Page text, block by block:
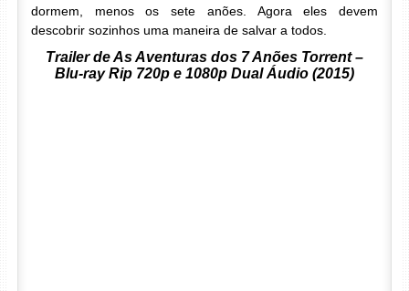
dormem, menos os sete anões. Agora eles devem
descobrir sozinhos uma maneira de salvar a todos.
Trailer de As Aventuras dos 7 Anões Torrent –
Blu-ray Rip 720p e 1080p Dual Áudio (2015)